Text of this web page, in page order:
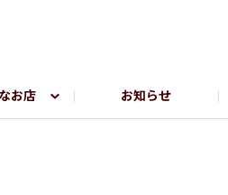
お店 お知らせ